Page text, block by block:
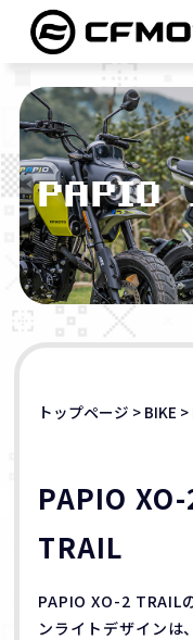
PAPIO
トップページ > BIKE >
PAPIO XO-
TRAIL
PAPIO XO-2 TRAIL
ンライトデザインは